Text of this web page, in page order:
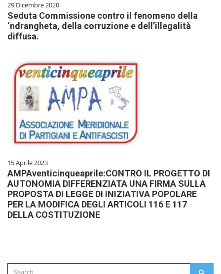
29 Dicembre 2020
Seduta Commissione contro il fenomeno della
‘ndrangheta, della corruzione e dell’illegalità
diffusa.
15 Aprile 2023
AMPAventicinqueaprile:CONTRO IL PROGETTO DI
AUTONOMIA DIFFERENZIATA UNA FIRMA SULLA
PROPOSTA DI LEGGE DI INIZIATIVA POPOLARE
PER LA MODIFICA DEGLI ARTICOLI 116 E 117
DELLA COSTITUZIONE
Search